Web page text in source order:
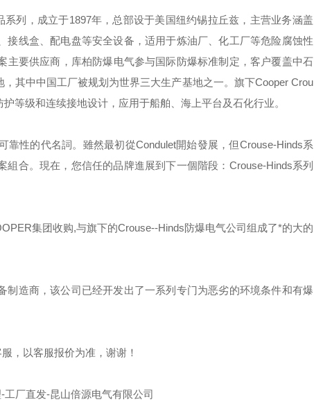
系列，成立于1897年，总部设于美国纽约锡拉丘兹，主营业务涵盖
线盒、配电盘等安全设备，适用于炼油厂、化工厂等危险腐蚀性
主要供应商，库柏防爆电气参与国际防爆标准制定，客户覆盖中石
其中中国工厂被规划为世界三大生产基地之一。旗下Cooper Crou
护等级和连续接地设计，应用于船舶、海上平台及石化行业。
靠性的代名詞。雖然最初從Condulet開始發展，但Crouse-Hinds系
合。現在，您信任的品牌進展到下一個階段： Crouse-Hinds系列
集团收购,与旗下的Crouse--Hinds防爆电气公司组成了*的大的
制造商，该公司已经开发出了一系列专门为恶劣的环境条件和有爆
，以客服报价为准，谢谢！
工厂直发-昆山倍源电气有限公司